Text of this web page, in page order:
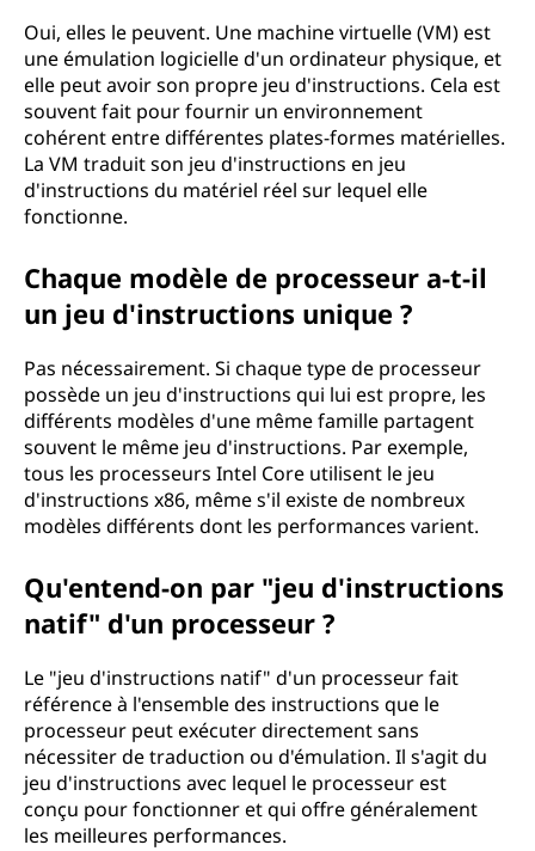
Oui, elles le peuvent. Une machine virtuelle (VM) est
une émulation logicielle d'un ordinateur physique, et
elle peut avoir son propre jeu d'instructions. Cela est
souvent fait pour fournir un environnement
cohérent entre différentes plates-formes matérielles.
La VM traduit son jeu d'instructions en jeu
d'instructions du matériel réel sur lequel elle
fonctionne.
Chaque modèle de processeur a-t-il
un jeu d'instructions unique ?
Pas nécessairement. Si chaque type de processeur
possède un jeu d'instructions qui lui est propre, les
différents modèles d'une même famille partagent
souvent le même jeu d'instructions. Par exemple,
tous les processeurs Intel Core utilisent le jeu
d'instructions x86, même s'il existe de nombreux
modèles différents dont les performances varient.
Qu'entend-on par "jeu d'instructions
natif" d'un processeur ?
Le "jeu d'instructions natif" d'un processeur fait
référence à l'ensemble des instructions que le
processeur peut exécuter directement sans
nécessiter de traduction ou d'émulation. Il s'agit du
jeu d'instructions avec lequel le processeur est
conçu pour fonctionner et qui offre généralement
les meilleures performances.